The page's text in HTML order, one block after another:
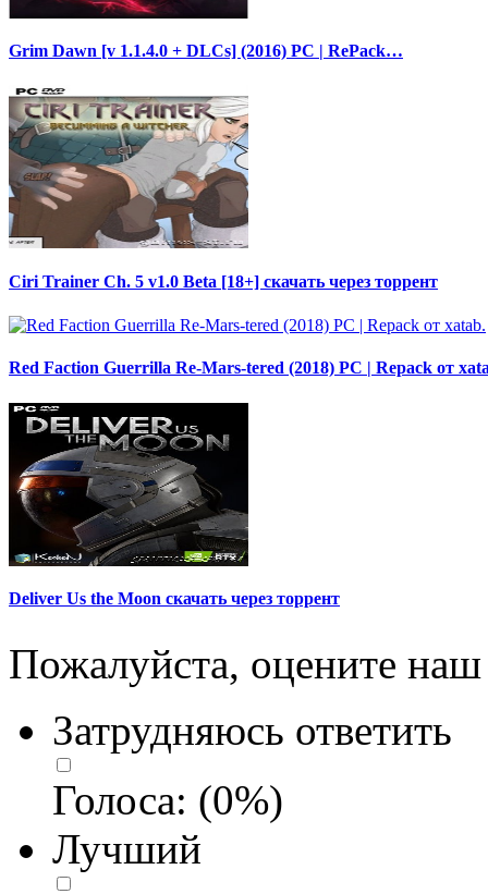
Grim Dawn [v 1.1.4.0 + DLCs] (2016) PC | RePack…
Ciri Trainer Ch. 5 v1.0 Beta [18+] скачать через торрент
Red Faction Guerrilla Re-Mars-tered (2018) PC | Repack от
Deliver Us the Moon скачать через торрент
Пожалуйста, оцените наш
Затрудняюсь ответить
Голоса: (0%)
Лучший